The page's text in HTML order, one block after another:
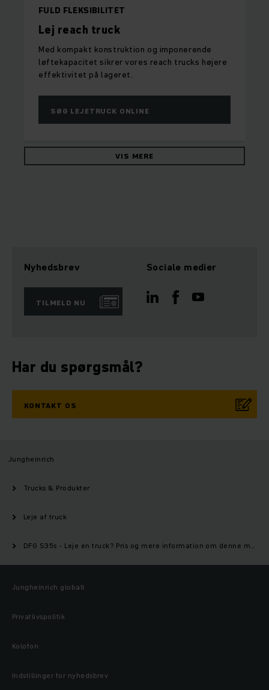
FULD FLEKSIBILITET
Lej reach truck
Med kompakt konstruktion og imponerende
løftekapacitet sikrer vores reach trucks højere
effektivitet på lageret.
SØG LEJETRUCK ONLINE
VIS MERE
Nyhedsbrev
TILMELD NU
Sociale medier
Har du spørgsmål?
KONTAKT OS
Jungheinrich
Trucks & Produkter
Leje af truck
DFG S35s - Leje en truck? Pris og mere information om denne model | Jungheinrich
Jungheinrich globalt
Privatlivspolitik
Kolofon
Indstillinger for nyhedsbrev